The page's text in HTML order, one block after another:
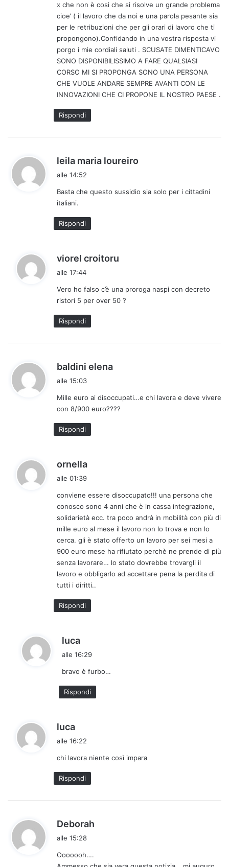
x che non è cosi che si risolve un grande problema
cioe’ ( il lavoro che da noi e una parola pesante sia
per le retribuzioni che per gli orari di lavoro che ti
propongono).Confidando in una vostra risposta vi
porgo i mie cordiali saluti . SCUSATE DIMENTICAVO
SONO DISPONIBILISSIMO A FARE QUALSIASI
CORSO MI SI PROPONGA SONO UNA PERSONA
CHE VUOLE ANDARE SEMPRE AVANTI CON LE
INNOVAZIONI CHE CI PROPONE IL NOSTRO PAESE .
Rispondi
leila maria loureiro
e
alle 14:52
Basta che questo sussidio sia solo per i cittadini
italiani.
Rispondi
viorel croitoru
e
t
alle 17:44
Vero ho falso c’è una proroga naspi con decreto
ristori 5 per over 50 ?
Rispondi
baldini elena
e
t
alle 15:03
Mille euro ai disoccupati…e chi lavora e deve vivere
con 8/900 euro????
Rispondi
ornella
e
t
t
o
:
alle 01:39
conviene essere disoccupato!!! una persona che
conosco sono 4 anni che è in cassa integrazione,
solidarietà ecc. tra poco andrà in mobilità con più di
mille euro al mese il lavoro non lo trova e non lo
cerca. gli è stato offerto un lavoro per sei mesi a
900 euro mese ha rifiutato perchè ne prende di più
senza lavorare… lo stato dovrebbe trovargli il
lavoro e obbligarlo ad accettare pena la perdita di
tutti i diritti..
Rispondi
luca
a
e
t
t
alle 16:29
bravo è furbo…
Rispondi
luca
a
e
t
t
alle 16:22
chi lavora niente così impara
Rispondi
Deborah
alle 15:28
Ooooooh….